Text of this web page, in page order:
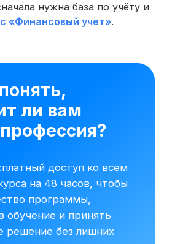
нужна база по учёту и
«Финансовый учет».
уже
курса
доступ ко всем
48 часов, чтобы